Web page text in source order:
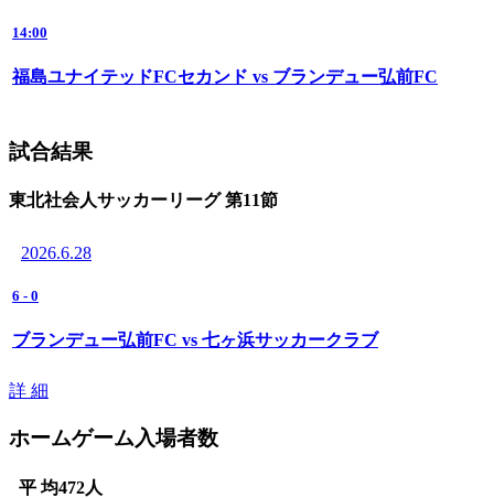
14:00
福島ユナイテッドFCセカンド vs ブランデュー弘前FC
試合結果
東北社会人サッカーリーグ 第11節
2026.6.28
6 - 0
ブランデュー弘前FC vs 七ヶ浜サッカークラブ
詳 細
ホームゲーム入場者数
平 均472人